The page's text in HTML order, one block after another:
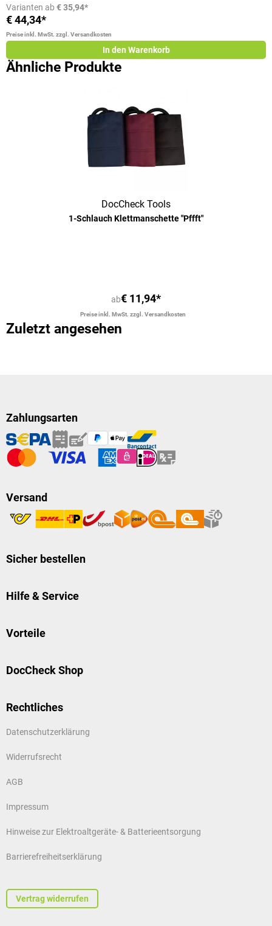
Varianten ab € 35,94*
€ 44,34*
Preise inkl. MwSt. zzgl. Versandkosten
In den Warenkorb
Ähnliche Produkte
DocCheck Tools
1-Schlauch Klettmanschette "Pffft"
ab€ 11,94*
Preise inkl. MwSt. zzgl. Versandkosten
Zuletzt angesehen
Zahlungsarten
Versand
Sicher bestellen
Hilfe & Service
Vorteile
DocCheck Shop
Rechtliches
Datenschutzerklärung
Widerrufsrecht
AGB
Impressum
Hinweise zur Elektroaltgeräte- & Batterieentsorgung
Barrierefreiheitserklärung
Vertrag widerrufen